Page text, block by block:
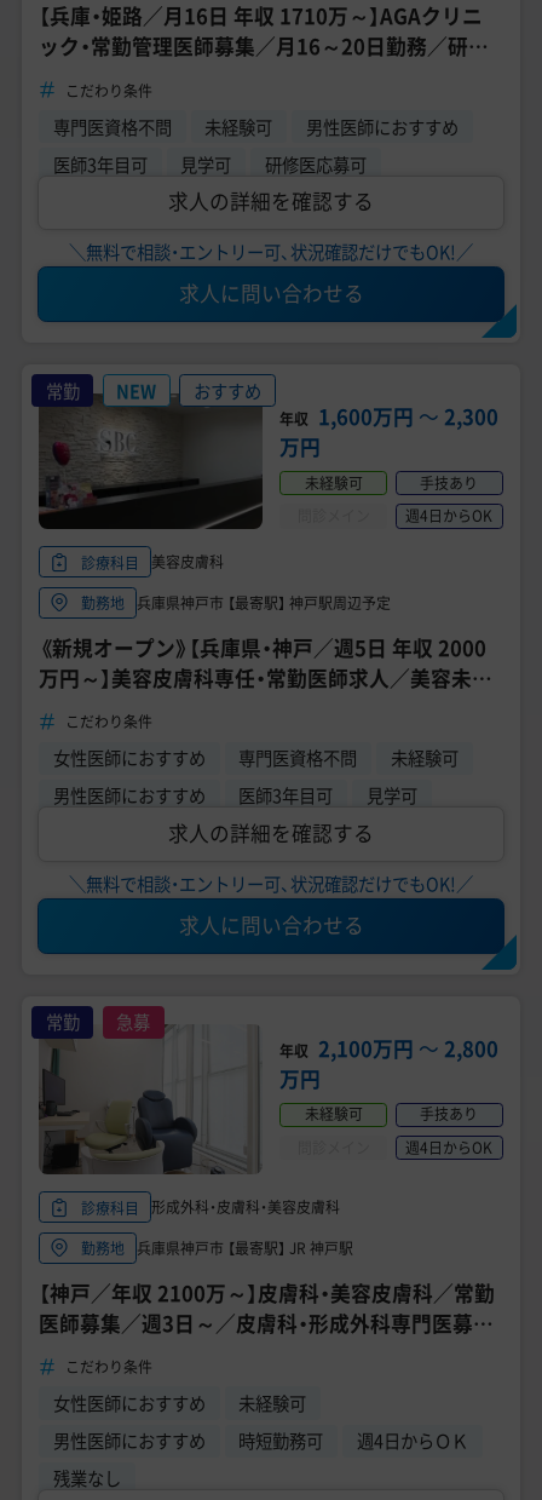
美容医療の転職お役立ち記事
美容医療辞典
医師採用ご担当者様・その他問い合わせ
【兵庫・姫路／月16日 年収 1710万～】AGAクリニ
ック・常勤管理医師募集／月16～20日勤務／研修
医・医師3年目・未経験応募可能
こだわり条件
専門医資格不問 未経験可
男性医師におすすめ
医師3年目可
見学可 研修医応募可
求人の詳細を確認する
＼無料で相談・エントリー可、状況確認だけでもOK!／
求人に問い合わせる
常勤 NEW おすすめ
年収 1,600万円 〜 2,300
万円
未経験可
手技あり
週4日からOK
診療科目
美容皮膚科
勤務地
兵庫県神戸市 【最寄駅】 神戸駅周辺予定
《新規オープン》【兵庫県・神戸／週5日 年収 2000
万円～】美容皮膚科専任・常勤医師求人／美容未経
験可能／週4日～勤務OK《湘南美容系列 SBC NEO
Skin Clinic 神戸院》
こだわり条件
女性医師におすすめ 専門医資格不問
未経験可
男性医師におすすめ
医師3年目可 見学可
求人の詳細を確認する
＼無料で相談・エントリー可、状況確認だけでもOK!／
求人に問い合わせる
常勤 急募
年収 2,100万円 〜 2,800
万円
未経験可
手技あり
週4日からOK
診療科目
形成外科・皮膚科・美容皮膚科
勤務地
兵庫県神戸市 【最寄駅】 JR 神戸駅
【神戸／年収 2100万～】皮膚科・美容皮膚科／常勤
医師募集／週3日～／皮膚科・形成外科専門医募集
中／美容未経験OK
こだわり条件
女性医師におすすめ
未経験可
男性医師におすすめ
時短勤務可
週4日からＯＫ
残業なし